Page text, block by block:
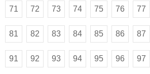
71 72 73 74 75 76 77
81 82 83 84 85 86 87
91 92 93 94 95 96 97